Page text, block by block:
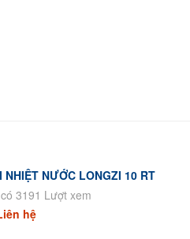
NHIỆT NƯỚC LONGZI 10 RT
3191 Lượt xem
hệ